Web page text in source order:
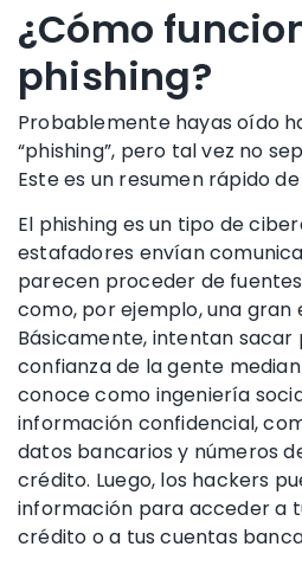
¿Cómo
phishing?
Probablemente hayas oído
“phishing”, pero tal vez no
Este es un resumen rápido
El phishing es un tipo de
estafadores envían
parecen proceder de
como, por ejemplo, una gran
Básicamente, intentan sacar
confianza de la gente
conoce como ingeniería
información confidencial,
datos bancarios y números
crédito. Luego, los hackers
información para acceder a
crédito o a tuscuentas